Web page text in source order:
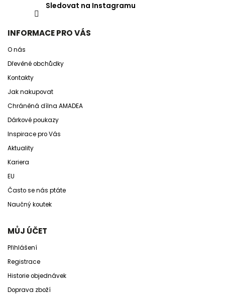
Sledovat na Instagramu
INFORMACE PRO VÁS
O nás
Dřevěné obchůdky
Kontakty
Jak nakupovat
Chráněná dílna AMADEA
Dárkové poukazy
Inspirace pro Vás
Aktuality
Kariera
EU
Často se nás ptáte
Naučný koutek
MŮJ ÚČET
Přihlášení
Registrace
Historie objednávek
Doprava zboží